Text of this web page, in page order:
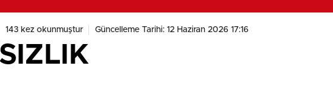
143 kez okunmuştur Güncelleme Tarihi: 12 Haziran 2026 17:16